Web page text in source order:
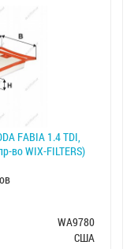
FABIA 1.4 TDI,
во WIX-FILTERS)
WA9780
США